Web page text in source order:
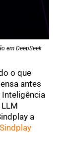
em DeepSeek
o que
antes
Inteligência
a